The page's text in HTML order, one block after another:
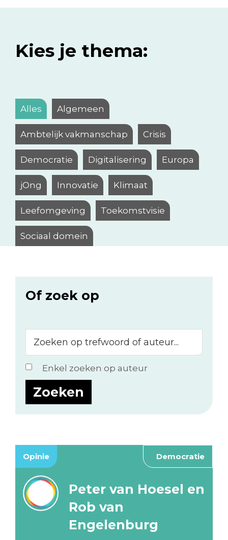
Kies je thema:
Alles Algemeen
Ambtelijk vakmanschap Crisis
Democratie Digitalisering Europa
jOng Innovatie Klimaat
Leefomgeving Toekomstvisie
Sociaal domein
Of zoek op
op
trefwoord
of
auteur...
Enkel zoeken op auteur
Opinie Democratie
Peter van Hoesel en
Rob van
Engelenburg